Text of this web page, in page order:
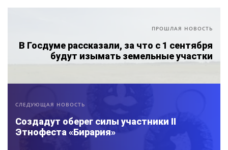
ПРОШЛАЯ НОВОСТЬ
В Госдуме рассказали, за что с 1 сентября
будут изымать земельные участки
СЛЕДУЮЩАЯ НОВОСТЬ
Создадут оберег силы участники II
Этнофеста «Бирария»